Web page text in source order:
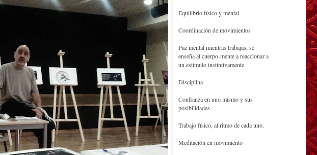
Equilibrio físico y mental
Coordinación de movimientos
Paz mental mientras trabajas, se
enseña al cuerpo-mente a reaccionar a
un estimulo instintivamente
Disciplina
Confianza en uno mismo y sus
posibilidades
Trabajo físico, al ritmo de cada uno.
Meditación en movimiento